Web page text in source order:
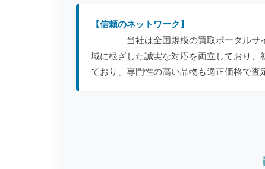
【信頼のネットワーク】
当社は全国規模の買取ポータルサ
域に根ざした誠実な対応を両立しており
ており、専門性の高い品物も適正価格で査